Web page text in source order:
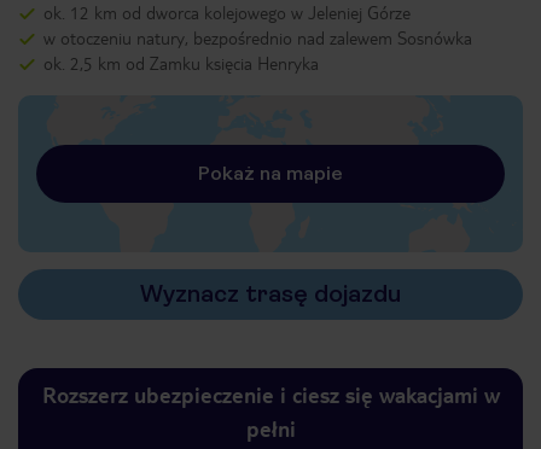
ok. 12 km od dworca kolejowego w Jeleniej Górze
w otoczeniu natury, bezpośrednio nad zalewem Sosnówka
ok. 2,5 km od Zamku księcia Henryka
Pokaż na mapie
Wyznacz trasę dojazdu
Rozszerz ubezpieczenie i ciesz się wakacjami w
pełni